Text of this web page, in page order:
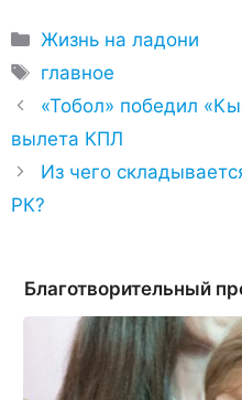
Рубрики
Жизнь на ладони
Метки
главное
«Тобол» победил
вылета КПЛ
Из чего
РК?
Благотворительный